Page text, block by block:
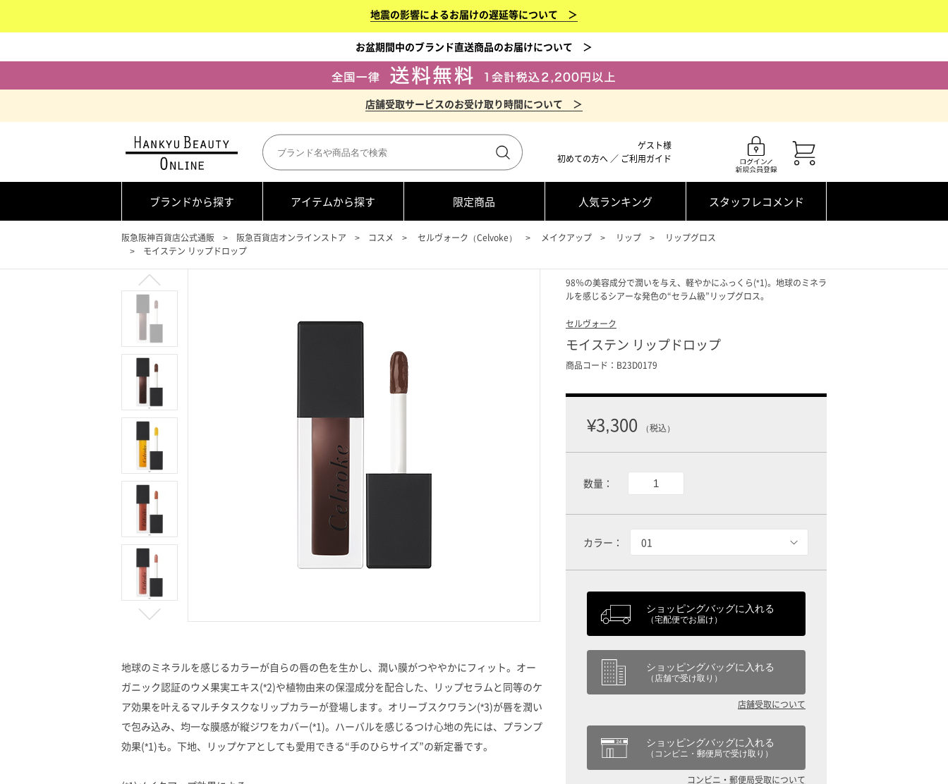
地震の影響によるお届けの遅延等について ＞
お盆期間中のブランド直送商品のお届けについて ＞
店舗受取サービスのお受け取り時間について ＞
ゲスト様
初めての方へ ／ ご利用ガイド
ブランドから探す アイテムから探す 限定商品 人気ランキング スタッフレコメンド
阪急阪神百貨店公式通販 阪急百貨店オンラインストア コスメ セルヴォーク（Celvoke） メイクアップ リップ
リップグロス
モイステン リップドロップ
地球のミネラルを感じるカラーが自らの唇の色を生かし、潤い膜がつややかにフィット。オー
ガニック認証のウメ果実エキス(*2)や植物由来の保湿成分を配合した、リップセラムと同等のケ
ア効果を叶えるマルチタスクなリップカラーが登場します。オリーブスクワラン(*3)が唇を潤い
で包み込み、均一な膜感が縦ジワをカバー(*1)。ハーバルを感じるつけ心地の先には、プランプ
効果(*1)も。下地、リップケアとしても愛用できる“手のひらサイズ”の新定番です。
98％の美容成分で潤いを与え、軽やかにふっくら(*1)。地球のミネラ
ルを感じるシアーな発色の“セラム級”リップグロス。
セルヴォーク
モイステン リップドロップ
商品コード：B23D0179
¥3,300 （税込）
数量：
カラー： 01
ショッピングバッグに入れる
（宅配便でお届け）
ショッピングバッグに入れる
（店舗で受け取り）
店舗受取について
ショッピングバッグに入れる
（コンビニ・郵便局で受け取り）
コンビニ・郵便局受取について